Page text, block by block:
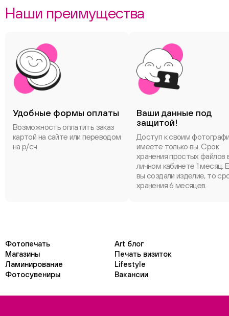
Наши преимущества
Удобные формы оплаты
Возможность оплатить заказ
картой на сайте или переводом
на р/сч.
Ваши данные под
защитой!
Доступ к своим
имеете только вы. Срок
хранения простых файлов
личном кабинете 1 месяц.
вы создали изделие, то
хранения 6 месяцев.
Фотопечать
Art блог
Магазины
Печать визиток
Ламинирование
Lifestyle
Фотосувениры
Вакансии